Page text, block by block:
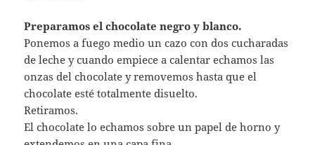
Preparamos el chocolate negro y blanco.
Ponemos a fuego medio un cazo con dos cucharadas
de leche y cuando empiece a calentar echamos las
onzas del chocolate y removemos hasta que el
chocolate esté totalmente disuelto.
Retiramos.
El chocolate lo echamos sobre un papel de horno y